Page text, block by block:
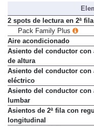
2 spots de lectura en 2ª fila
Pack Family Plus
Aire acondicionado
Asiento del conductor con
de altura
Asiento del conductor con
eléctrico
Asiento del conductor con
lumbar
Asientos de 2ª fila con
longitudinal